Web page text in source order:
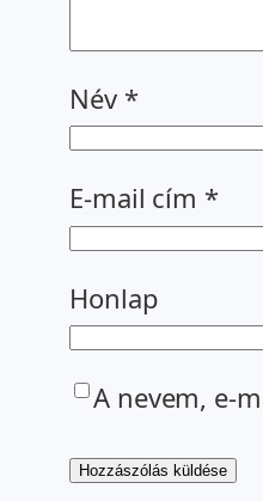
Név *
E-mail cím *
Honlap
A nevem, e-